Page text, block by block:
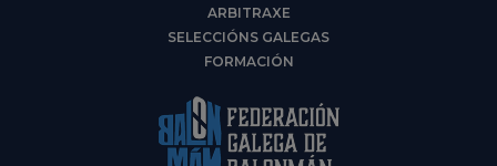
ARBITRAXE
SELECCIÓNS GALEGAS
FORMACIÓN